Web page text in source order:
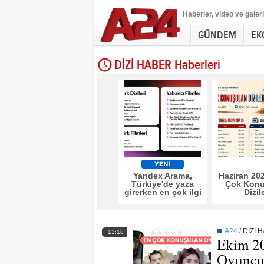
Haberler, video ve
GÜNDEM
DİZİ HABER Haberleri
Yandex Arama,
Türkiye'de yaza
girerken en çok ilgi
Haziran
Çok
A24/ DİZİ
Ekim
13:18